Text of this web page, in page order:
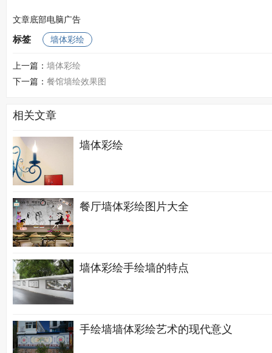
文章底部电脑广告
标签 墙体彩绘
上一篇： 墙体彩绘
下一篇： 餐馆墙绘效果图
相关文章
墙体彩绘
餐厅墙体彩绘图片大全
墙体彩绘手绘墙的特点
手绘墙墙体彩绘艺术的现代意义